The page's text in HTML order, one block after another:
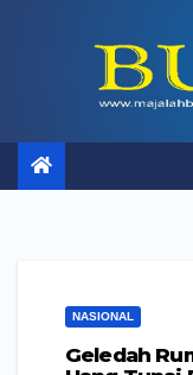
NASIONAL
Geledah